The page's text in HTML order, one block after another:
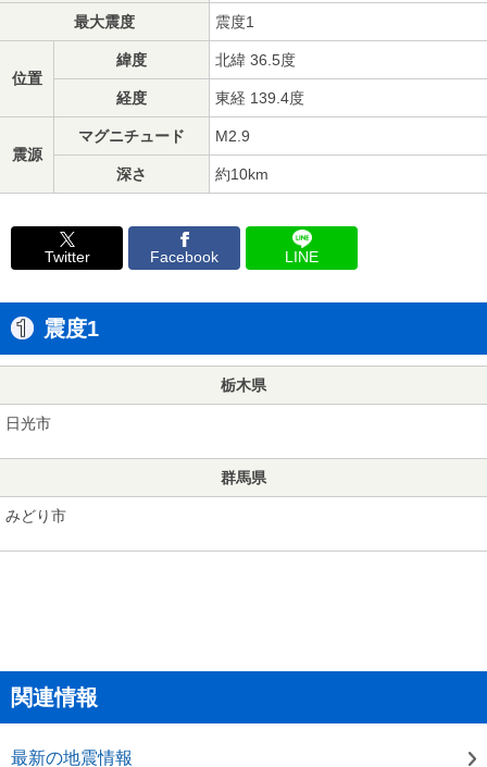
最大震度 震度1
位置
緯度 北緯 36.5度
経度 東経 139.4度
震源
マグニチュード M2.9
深さ 約10km
Twitter Facebook LINE
震度1
栃木県
日光市
群馬県
みどり市
関連情報
最新の地震情報